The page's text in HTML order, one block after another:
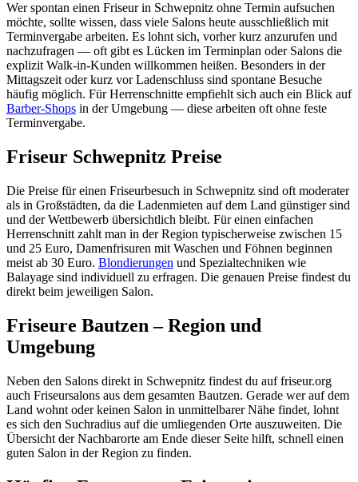
Wer spontan einen Friseur in Schwepnitz ohne Termin aufsuchen
möchte, sollte wissen, dass viele Salons heute ausschließlich mit
Terminvergabe arbeiten. Es lohnt sich, vorher kurz anzurufen und
nachzufragen — oft gibt es Lücken im Terminplan oder Salons die
explizit Walk-in-Kunden willkommen heißen. Besonders in der
Mittagszeit oder kurz vor Ladenschluss sind spontane Besuche
häufig möglich. Für Herrenschnitte empfiehlt sich auch ein Blick auf
Barber-Shops in der Umgebung — diese arbeiten oft ohne feste
Terminvergabe.
Friseur Schwepnitz Preise
Die Preise für einen Friseurbesuch in Schwepnitz sind oft moderater
als in Großstädten, da die Ladenmieten auf dem Land günstiger sind
und der Wettbewerb übersichtlich bleibt. Für einen einfachen
Herrenschnitt zahlt man in der Region typischerweise zwischen 15
und 25 Euro, Damenfrisuren mit Waschen und Föhnen beginnen
meist ab 30 Euro. Blondierungen und Spezialtechniken wie
Balayage sind individuell zu erfragen. Die genauen Preise findest du
direkt beim jeweiligen Salon.
Friseure Bautzen – Region und
Umgebung
Neben den Salons direkt in Schwepnitz findest du auf friseur.org
auch Friseursalons aus dem gesamten Bautzen. Gerade wer auf dem
Land wohnt oder keinen Salon in unmittelbarer Nähe findet, lohnt
es sich den Suchradius auf die umliegenden Orte auszuweiten. Die
Übersicht der Nachbarorte am Ende dieser Seite hilft, schnell einen
guten Salon in der Region zu finden.